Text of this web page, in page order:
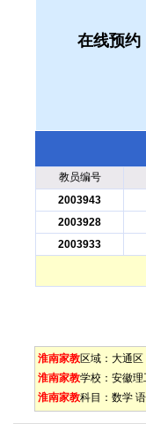
在线预约
教员编号
2003943
2003928
2003933
淮南家教区域： 大通区
淮南家教学校： 安徽理
淮南家教科目： 数学